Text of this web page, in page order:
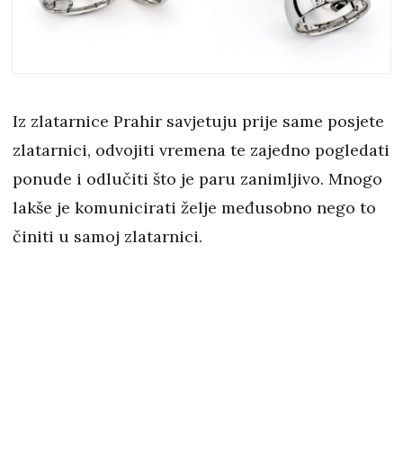
Iz zlatarnice Prahir savjetuju prije same posjete
zlatarnici, odvojiti vremena te zajedno pogledati
ponude i odlučiti što je paru zanimljivo. Mnogo
lakše je komunicirati želje međusobno nego to
činiti u samoj zlatarnici.